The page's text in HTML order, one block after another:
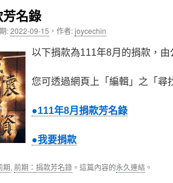
名錄
:2022-09-15 ， 作者:joycechin
以下捐款為111年8月的捐款，由
您可透過網頁上「編輯」之「尋
●111年8月捐款芳名錄
●我要捐款
期, 前期：捐款芳名錄 。這篇內容的永久連結 。